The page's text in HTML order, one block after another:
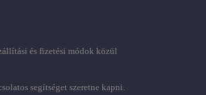
és fizetési módok közül
segítséget szeretne kapni.